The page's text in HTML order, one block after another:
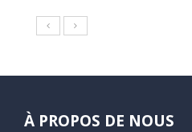
À PROPOS DE NOUS